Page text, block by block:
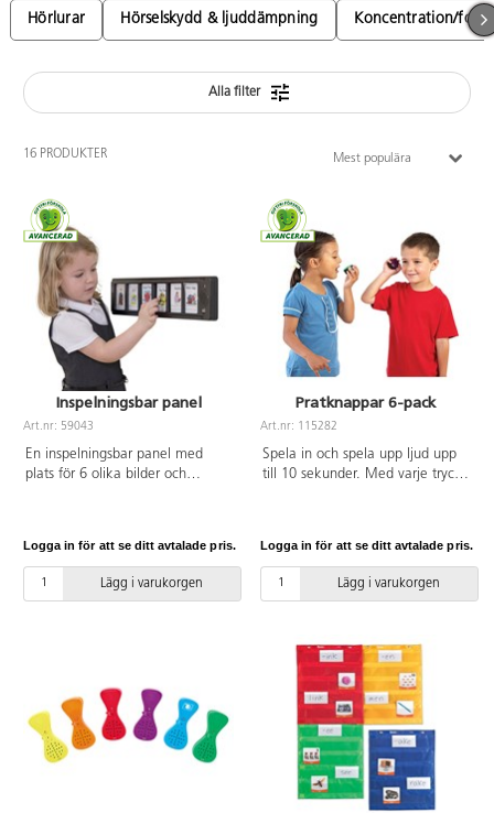
Hörlurar Hörselskydd & ljuddämpning Koncentration/
Alla filter
16 PRODUKTER Mest populära
Inspelningsbar panel
Art.nr: 59043
En inspelningsbar panel med
plats för 6 olika bilder och
användas som ett visuellt
tidsschema för att organisera sin
dag. Fungerar även bra som stöd
i ett sinnesrum. Tryck på bilden,
spela in ett meddelande som
passar till den illustration, symbol
eller text som ni valt att visa där.
Logga in för att se ditt avtalade pris.
Lägg i varukorgen
Pratknappar 6-pack
Art.nr: 115282
Spela in och spela upp ljud upp
till 10 sekunder. Med varje tryck
Du kan skapa talande skärmar,
hjälpa barn att få ner sina tankar
snabbt, ta meddelanden eller
(ingår). PVC-fri. Från 10
Logga in för att se ditt avtalade pris.
Lägg i varukorgen